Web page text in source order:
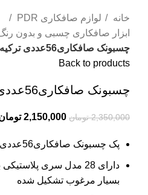
خانه
لوازم صافکاری PDR
ابزار صافکاری چسبی و بدون
چسبونک صافکاری56عددی ترکیه
Back to products
چسبونک صافکاری56عددی ترکیه
2,350,000 تومان 2,150,000
پک چسبونک صافکاری56عددی ترکیه
دارای 28 مدل سری
بسیار مرغوب تشکیل شده